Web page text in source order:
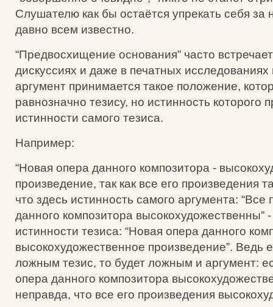
Слушателю как бы остаётся упрекать себя за
давно всем известно.
“Предвосхищение основания” часто
дискуссиях и даже в печатных исследованиях
аргумент принимается такое положение,
равнозначно тезису, но истинность которого
истинности самого тезиса.
Например:
“Новая опера данного композитора -
произведение, так как все его произведения
что здесь истинность самого аргумента: “Все
данного композитора высокохудожественны”
истинности тезиса: “Новая опера данного
высокохудожественное произведение”. Ведь
ложным тезис, то будет ложным и аргумент:
опера данного композитора
неправда, что все его произведения